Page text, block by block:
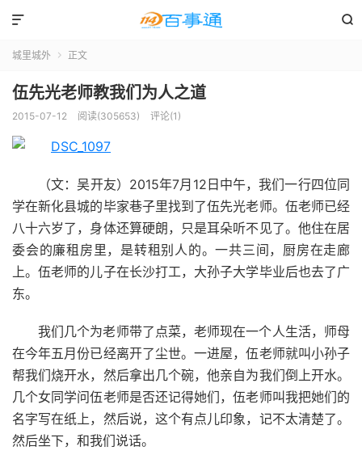


城里城外  正文
伍先光老师教我们为人之道
2015-07-12 阅读(305653) 评论(1)
（文：吴开友）2015年7月12日中午，我们一行四位同
学在新化县城的毕家巷子里找到了伍先光老师。伍老师已经
八十六岁了，身体还算硬朗，只是耳朵听不见了。他住在居
委会的廉租房里，是转租别人的。一共三间，厨房在走廊
上。伍老师的儿子在长沙打工，大孙子大学毕业后也去了广
东。
我们几个为老师带了点菜，老师现在一个人生活，师母
在今年五月份已经离开了尘世。一进屋，伍老师就叫小孙子
帮我们烧开水，然后拿出几个碗，他亲自为我们倒上开水。
几个女同学问伍老师是否还记得她们，伍老师叫我把她们的
名字写在纸上，然后说，这个有点儿印象，记不太清楚了。
然后坐下，和我们说话。